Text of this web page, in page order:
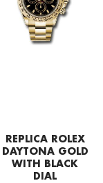
REPLICA ROLEX
DAYTONA GOLD
WITH BLACK
DIAL